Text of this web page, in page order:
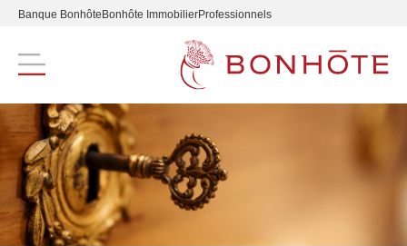
Banque Bonhôte Bonhôte ImmobilierProfessionnels
Navigation principale